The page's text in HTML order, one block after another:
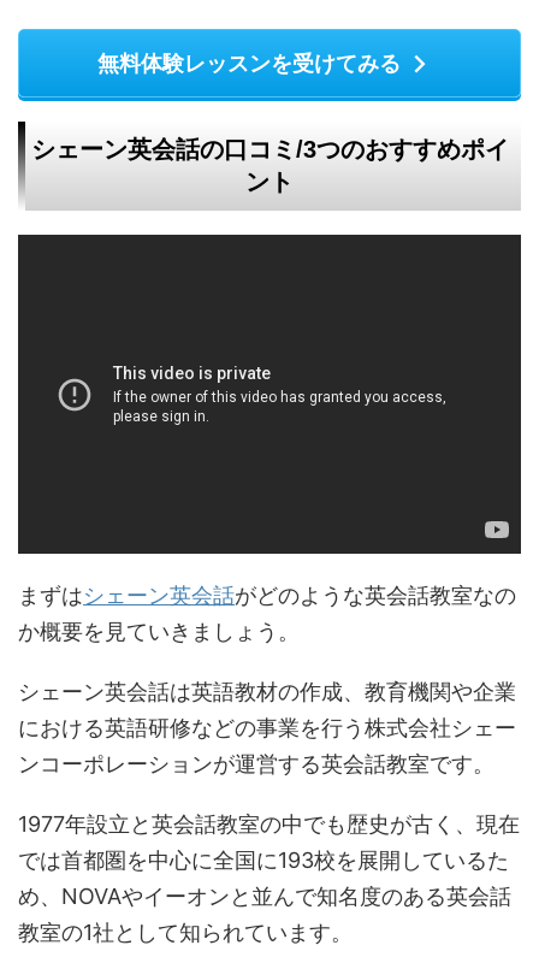
無料体験レッスンを受けてみる
シェーン英会話の口コミ/3つのおすすめポイ
ント
まずはシェーン英会話がどのような英会話教室なの
か概要を見ていきましょう。
シェーン英会話は英語教材の作成、教育機関や企業
における英語研修などの事業を行う株式会社シェー
ンコーポレーションが運営する英会話教室です。
1977年設立と英会話教室の中でも歴史が古く、現在
では首都圏を中心に全国に193校を展開しているた
め、NOVAやイーオンと並んで知名度のある英会話
教室の1社として知られています。